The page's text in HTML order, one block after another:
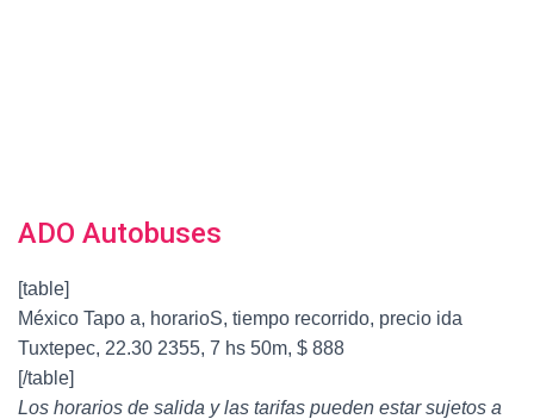
ADO Autobuses
[table]
México Tapo a, horarioS, tiempo recorrido, precio ida
Tuxtepec, 22.30 2355, 7 hs 50m, $ 888
[/table]
Los horarios de salida y las tarifas pueden estar sujetos a